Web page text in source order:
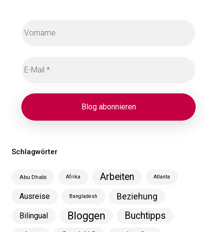
Schlagwörter
Abu Dhabi Afrika Arbeiten Atlanta
Ausreise Bangladesh Beziehung
Bilingual Bloggen
Buchtipps